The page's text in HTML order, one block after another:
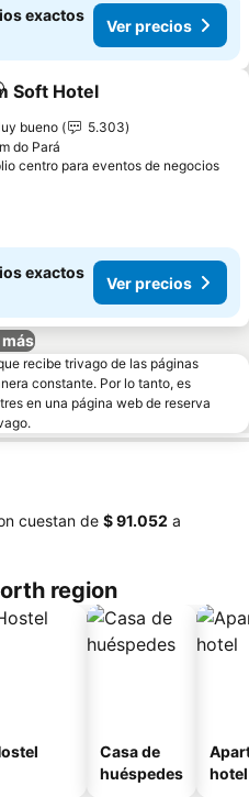
exactos
Ver precios
a favoritos
Soft Hotel
bueno
5.303
do Pará
centro para eventos de negocios
exactos
Ver precios
recibe trivago de las páginas
constante. Por lo tanto, es
en una página web de reserva
cuestan de ‎$ 91.052 a
region
Casa de
huéspedes
hotel